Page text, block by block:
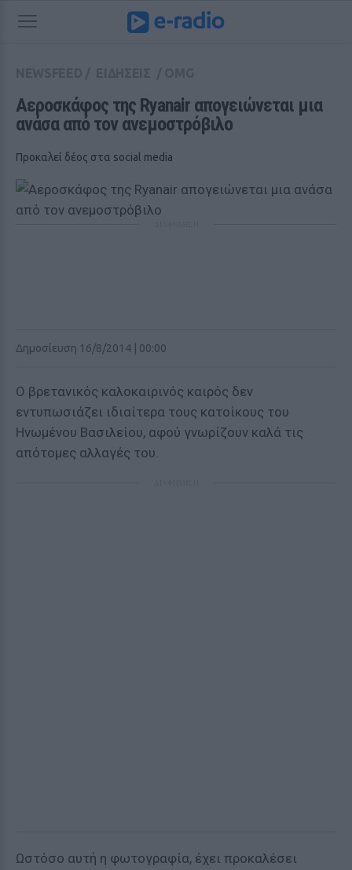
Αεροσκάφος της Ryanair απογειώνεται μια
ανάσα από τον ανεμοστρόβιλο
Προκαλεί δέος στα social media
Δημοσίευση 16/8/2014 | 00:00
O βρετανικός καλοκαιρινός καιρός δεν
εντυπωσιάζει ιδιαίτερα τους κατοίκους του
Ηνωμένου Βασιλείου, αφού γνωρίζουν καλά τις
απότομες αλλαγές του.
Ωστόσο αυτή η φωτογραφία, έχει προκαλέσει